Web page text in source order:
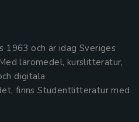
och är idag Sveriges
läromedel, kurslitteratur,
digitala
finns Studentlitteratur med